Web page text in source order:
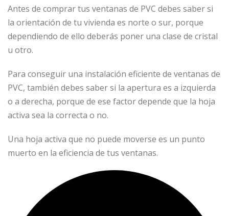
Antes de comprar tus ventanas de PVC debes saber si
la orientación de tu vivienda es norte o sur, porque
dependiendo de ello deberás poner una clase de cristal
u otro.
Para conseguir una instalación eficiente de ventanas de
PVC, también debes saber si la apertura es a izquierda
o a derecha, porque de ese factor depende que la hoja
activa sea la correcta o no.
Una hoja activa que no puede moverse es un punto
muerto en la eficiencia de tus ventanas.